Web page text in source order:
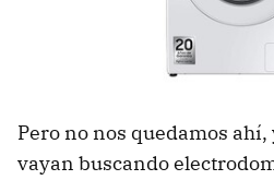
Pero no nos quedamos
vayan buscando